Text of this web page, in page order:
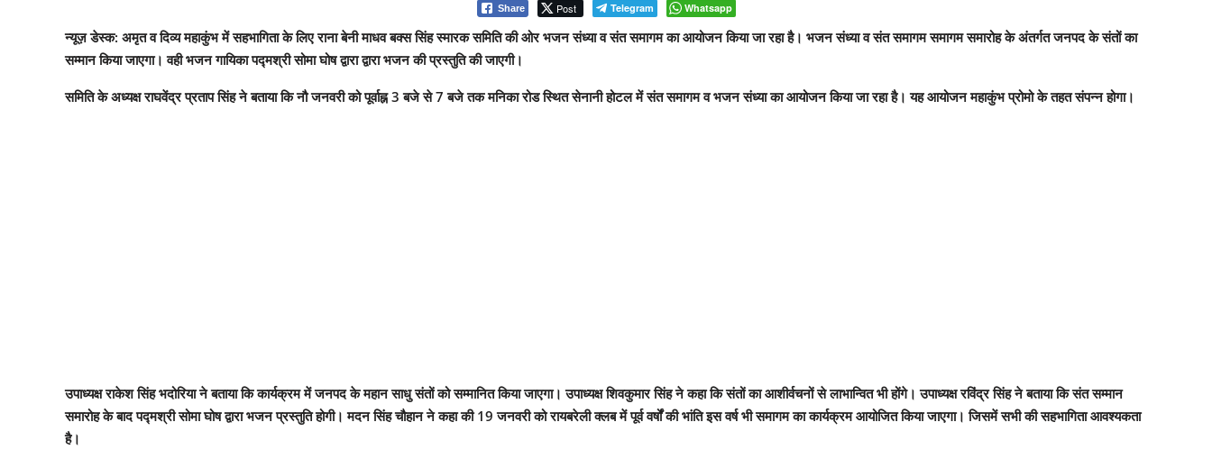
Share Post Telegram Whatsapp
न्यूज़ डेस्क: अमृत व दिव्य महाकुंभ में सहभागिता के लिए राना बेनी माधव बक्स सिंह स्मारक समिति की ओर भजन संध्या व संत समागम का आयोजन किया जा रहा है। भजन संध्या व संत समागम समागम समारोह के अंतर्गत जनपद के संतों का
सम्मान किया जाएगा। वही भजन गायिका पद्मश्री सोमा घोष द्वारा द्वारा भजन की प्रस्तुति की जाएगी।
समिति के अध्यक्ष राघवेंद्र प्रताप सिंह ने बताया कि नौ जनवरी को पूर्वाह्न 3 बजे से 7 बजे तक मनिका रोड स्थित सेनानी होटल में संत समागम व भजन संध्या का आयोजन किया जा रहा है। यह आयोजन महाकुंभ प्रोमो के तहत संपन्न होगा।
उपाध्यक्ष राकेश सिंह भदोरिया ने बताया कि कार्यक्रम में जनपद के महान साधु संतों को सम्मानित किया जाएगा। उपाध्यक्ष शिवकुमार सिंह ने कहा कि संतों का आशीर्वचनों से लाभान्वित भी होंगे। उपाध्यक्ष रविंद्र सिंह ने बताया कि संत सम्मान
समारोह के बाद पद्मश्री सोमा घोष द्वारा भजन प्रस्तुति होगी। मदन सिंह चौहान ने कहा की 19 जनवरी को रायबरेली क्लब में पूर्व वर्षों की भांति इस वर्ष भी समागम का कार्यक्रम आयोजित किया जाएगा। जिसमें सभी की सहभागिता आवश्यकता
है।